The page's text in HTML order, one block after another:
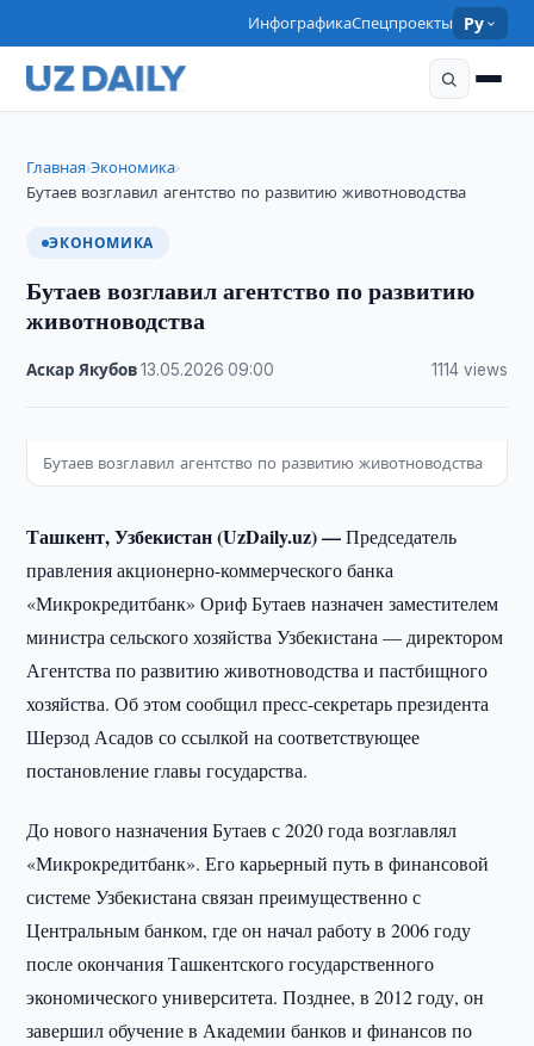
ИнфографикаСпецпроекты Ру
Главная›Экономика›
Бутаев возглавил агентство по развитию животноводства
ЭКОНОМИКА
Бутаев возглавил агентство по развитию
животноводства
Аскар Якубов·13.05.2026 ·09:00 1114 views
Бутаев возглавил агентство по развитию животноводства
Ташкент, Узбекистан (UzDaily.uz) —Председатель
правления акционерно-коммерческого банка
«Микрокредитбанк» Ориф Бутаев назначен заместителем
министра сельского хозяйства Узбекистана — директором
Агентства по развитию животноводства и пастбищного
хозяйства. Об этом сообщил пресс-секретарь президента
Шерзод Асадов со ссылкой на соответствующее
постановление главы государства.
До нового назначения Бутаев с 2020 года возглавлял
«Микрокредитбанк». Его карьерный путь в финансовой
системе Узбекистана связан преимущественно с
Центральным банком, где он начал работу в 2006 году
после окончания Ташкентского государственного
экономического университета. Позднее, в 2012 году, он
завершил обучение в Академии банков и финансов по